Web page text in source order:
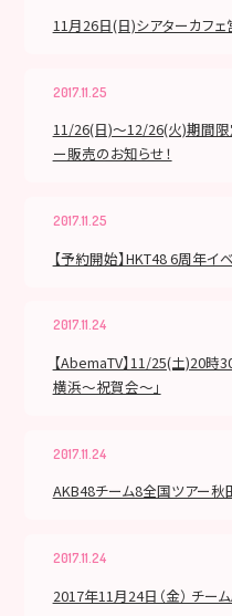
11月26日(日)シアターカフ
2017.11.25
11/26(日)～12/26(火)期間
ー販売のお知らせ！
2017.11.25
【予約開始】HKT48 6周年イ
2017.11.24
【AbemaTV】11/25(土)20時
横浜～祝賀会～」
2017.11.24
AKB48チーム8全国ツアー
2017.11.24
2017年11月24日（金） チーム